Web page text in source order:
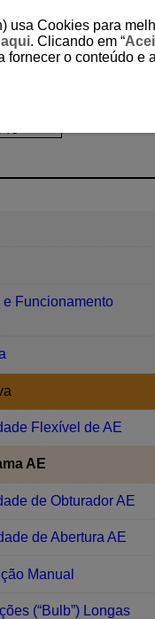
e Funcionamento
Flexível de AE
AE
de Obturador AE
de Abertura AE
Manual
(“Bulb”) Longas
usa Cookies para
aqui. Clicando em “
fornecer o conteúdo e